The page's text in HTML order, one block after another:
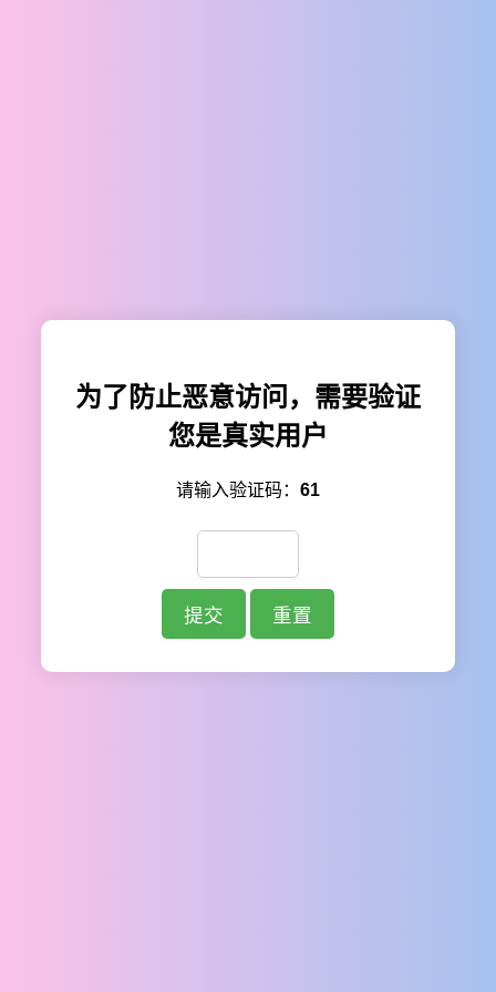
为了防止恶意访问，需要验证
您是真实用户
请输入验证码： 61
提交 重置